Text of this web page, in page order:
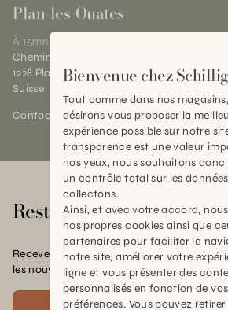
Plan-les-Ouates
À 15mn du centre de Genève
Chemin des Charrotons 25
1228 Plan-les-Ouates (GE)
Suisse
Contact et horaires
Rester en contact
Recevez nos offres exclusives, nos
les nouvelles Schilliger
S'inscrire
Bienvenue chez
Tout comme dans nos
désirons vous proposer la
expérience possible sur notre
transparence est une valeur
nos yeux, nous souhaitons
un contrôle total sur les
collectons.
Ainsi, et avec votre accord,
nos propres cookies ainsi que
partenaires pour faciliter la
notre site, améliorer votre
ligne et vous présenter des
personnalisés en fonction de vos
préférences. Vous pouvez